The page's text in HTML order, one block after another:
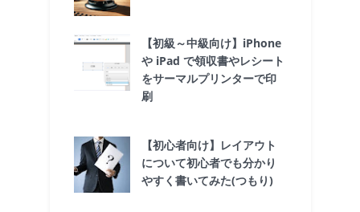
【初級～中級向け】iPhone
や iPad で領収書やレシート
をサーマルプリンターで印
刷
【初心者向け】レイアウト
について初心者でも分かり
やすく書いてみた(つもり)